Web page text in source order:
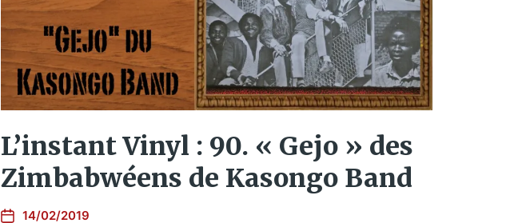
L’instant Vinyl : 90. « Gejo » des
Zimbabwéens de Kasongo Band
14/02/2019